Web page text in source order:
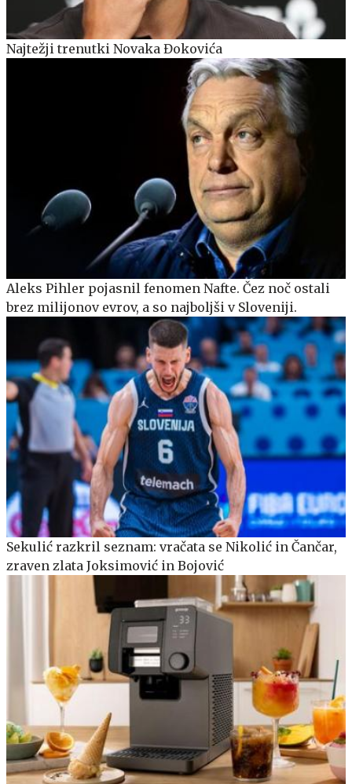
Najtežji trenutki Novaka Đokovića
Aleks Pihler pojasnil fenomen Nafte. Čez noč ostali
brez milijonov evrov, a so najboljši v Sloveniji.
Sekulić razkril seznam: vračata se Nikolić in Čančar,
zraven zlata Joksimović in Bojović